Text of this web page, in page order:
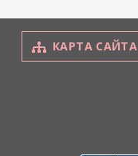
КАРТА САЙТА